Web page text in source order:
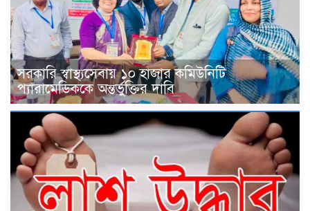
সরকারি স্বাস্থ্যসেবায় ১০ হাজার কমিউনিটি
প্যারামেডিককে অন্তর্ভুক্তির দাবি